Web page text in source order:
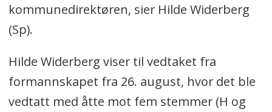
kommunedirektøren, sier Hilde Widerberg
(Sp).
Hilde Widerberg viser til vedtaket fra
formannskapet fra 26. august, hvor det ble
vedtatt med åtte mot fem stemmer (H og